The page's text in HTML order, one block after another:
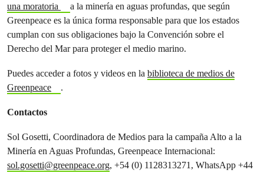
una moratoria
a la minería en aguas profundas, que según
Greenpeace es la única forma responsable para que los estados
cumplan con sus obligaciones bajo la Convención sobre el
Derecho del Mar para proteger el medio marino.
Puedes acceder a fotos y videos en la biblioteca de medios de
Greenpeace
.
Contactos
Sol Gosetti, Coordinadora de Medios para la campaña Alto a la
Minería en Aguas Profundas, Greenpeace Internacional:
sol.gosetti@greenpeace.org, +54 (0) 1128313271, WhatsApp +44